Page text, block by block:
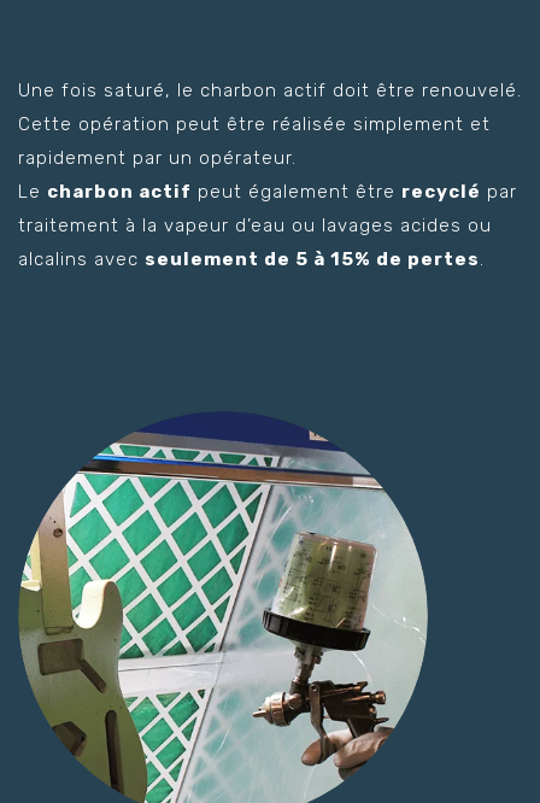
Une fois saturé, le charbon actif doit être renouvelé.
Cette opération peut être réalisée simplement et
rapidement par un opérateur.
Le charbon actif peut également être recyclé par
traitement à la vapeur d’eau ou lavages acides ou
alcalins avec seulement de 5 à 15% de pertes.